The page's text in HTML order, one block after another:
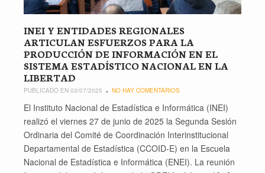
INEI Y ENTIDADES REGIONALES
ARTICULAN ESFUERZOS PARA LA
PRODUCCIÓN DE INFORMACIÓN EN EL
SISTEMA ESTADÍSTICO NACIONAL EN LA
LIBERTAD
PUBLICADO EN 03/07/2025 NO HAY COMENTARIOS
El Instituto Nacional de Estadística e Informática (INEI)
realizó el viernes 27 de junio de 2025 la Segunda Sesión
Ordinaria del Comité de Coordinación Interinstitucional
Departamental de Estadística (CCOID-E) en la Escuela
Nacional de Estadística e Informática (ENEI). La reunión